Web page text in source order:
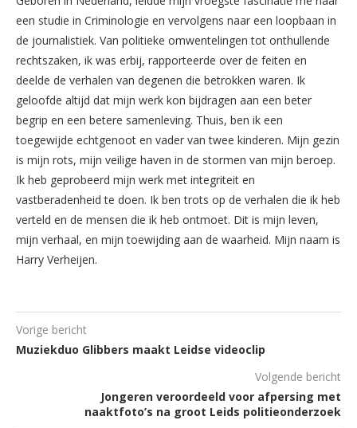
een studie in Criminologie en vervolgens naar een loopbaan in
de journalistiek. Van politieke omwentelingen tot onthullende
rechtszaken, ik was erbij, rapporteerde over de feiten en
deelde de verhalen van degenen die betrokken waren. Ik
geloofde altijd dat mijn werk kon bijdragen aan een beter
begrip en een betere samenleving. Thuis, ben ik een
toegewijde echtgenoot en vader van twee kinderen. Mijn gezin
is mijn rots, mijn veilige haven in de stormen van mijn beroep.
Ik heb geprobeerd mijn werk met integriteit en
vastberadenheid te doen. Ik ben trots op de verhalen die ik heb
verteld en de mensen die ik heb ontmoet. Dit is mijn leven,
mijn verhaal, en mijn toewijding aan de waarheid. Mijn naam is
Harry Verheijen.
Vorige bericht
Muziekduo Glibbers maakt Leidse videoclip
Volgende bericht
Jongeren veroordeeld voor afpersing met
naaktfoto’s na groot Leids politieonderzoek